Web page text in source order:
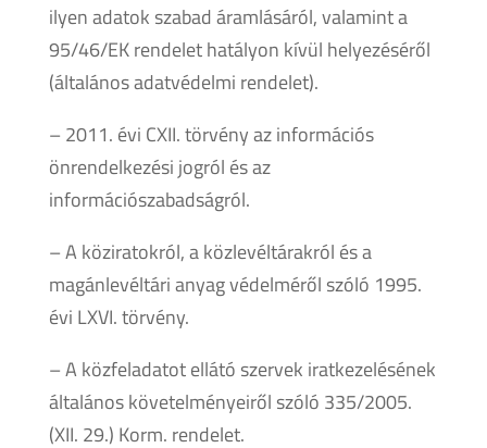
ilyen adatok szabad áramlásáról, valamint a
95/46/EK rendelet hatályon kívül helyezéséről
(általános adatvédelmi rendelet).
– 2011. évi CXII. törvény az információs
önrendelkezési jogról és az
információszabadságról.
– A köziratokról, a közlevéltárakról és a
magánlevéltári anyag védelméről szóló 1995.
évi LXVI. törvény.
– A közfeladatot ellátó szervek iratkezelésének
általános követelményeiről szóló 335/2005.
(XII. 29.) Korm. rendelet.